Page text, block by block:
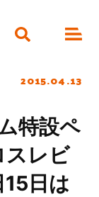
2015.04.13
特設ペ
スレビ
日は